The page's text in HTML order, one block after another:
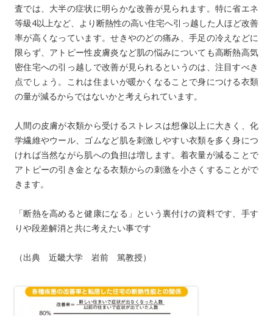
査では、大半の症状に明らかな改善が見られます。特に省エネ
等級4以上など、より断熱性の高い住宅へ引っ越した人ほど改善
率が高くなっています。せきやのどの痛み、手足の冷えなどに
限らず、アトピー性皮膚炎など肌の悩みについても高断熱高気
密住宅への引っ越しで改善が見られるというのは、注目すべき
点でしょう。これは住まいが暖かくなることで身につける衣類
の量が減るからではないかと考えられています。
人間の皮膚が衣類から受けるストレスは想像以上に大きく、化
学繊維やウール、ゴムなど肌を刺激しやすい衣類を多く身につ
ければ当然ながら肌への負担は増します。着衣量が減ることで
アトピーの引き金となる衣類からの刺激を小さくすることがで
きます。
「断熱を高めると健康になる」という裏付けの資料です、手す
りや段差解消と共に考えたい事です
（出典 近畿大学 岩前 篤教授）